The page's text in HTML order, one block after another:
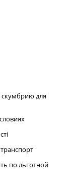
скумбрию для
по льготной